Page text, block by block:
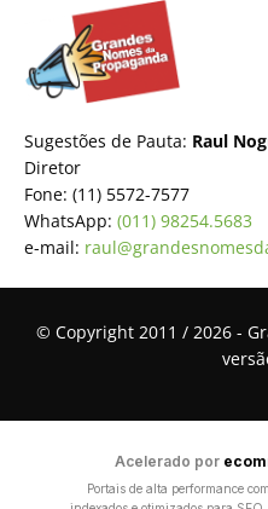
Sugestões de Pauta: Raul
Diretor
Fone: (11) 5572-7577
WhatsApp: (011) 98254.5683
e-mail:
© Copyright 2011 / 2026 -
Acelerado por
Portais de alta performance